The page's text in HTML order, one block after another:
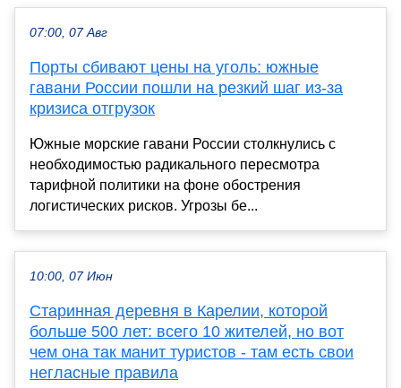
07:00, 07 Авг
Порты сбивают цены на уголь: южные
гавани России пошли на резкий шаг из-за
кризиса отгрузок
Южные морские гавани России столкнулись с
необходимостью радикального пересмотра
тарифной политики на фоне обострения
логистических рисков. Угрозы бе...
10:00, 07 Июн
Старинная деревня в Карелии, которой
больше 500 лет: всего 10 жителей, но вот
чем она так манит туристов - там есть свои
негласные правила